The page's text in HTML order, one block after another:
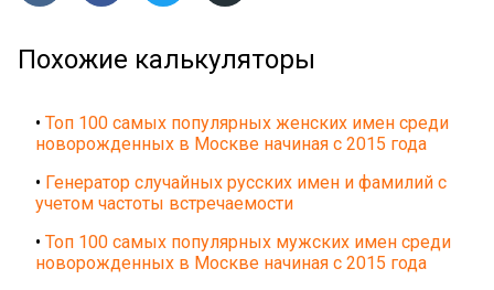
Похожие калькуляторы
• Топ 100 самых популярных женских имен среди
новорожденных в Москве начиная с 2015 года
• Генератор случайных русских имен и фамилий с
учетом частоты встречаемости
• Топ 100 самых популярных мужских имен среди
новорожденных в Москве начиная с 2015 года